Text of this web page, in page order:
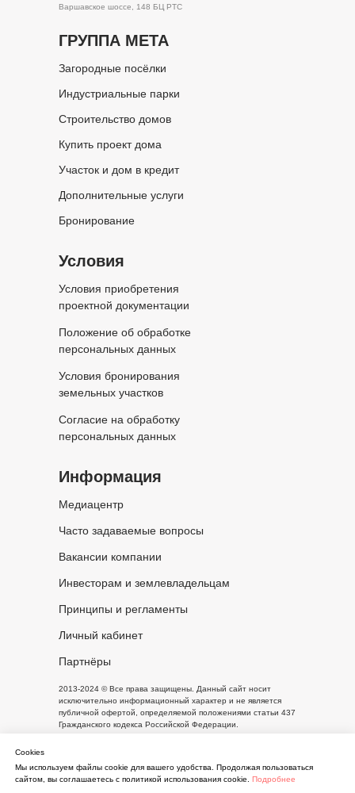
Cookies
Мы используем файлы cookie для вашего удобства. Продолжая пользоваться
сайтом, вы соглашаетесь с политикой использования cookie. Подробнее
Варшавское шоссе, 148 БЦ РТС
2013-2024 © Все права защищены. Данный сайт носит
исключительно информационный характер и не является
публичной офертой, определяемой положениями статьи 437
Гражданского кодекса Российской Федерации.
ГРУППА МЕТА
Загородные посёлки
Индустриальные парки
Строительство домов
Купить проект дома
Участок и дом в кредит
Дополнительные услуги
Бронирование
Условия
Информация
Условия приобретения
проектной документации
Медиацентр
Положение об обработке
персональных данных
Часто задаваемые вопросы
Условия бронирования
земельных участков
Вакансии компании
Согласие на обработку
персональных данных
Инвесторам и землевладельцам
Принципы и регламенты
Личный кабинет
Письмо руководителю
Партнёры